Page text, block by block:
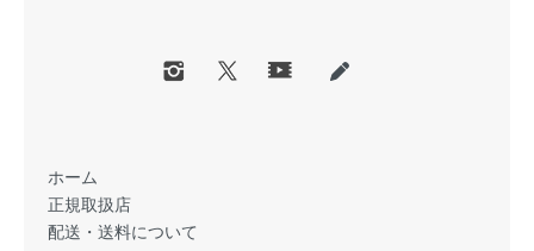
ホーム
正規取扱店
配送・送料について